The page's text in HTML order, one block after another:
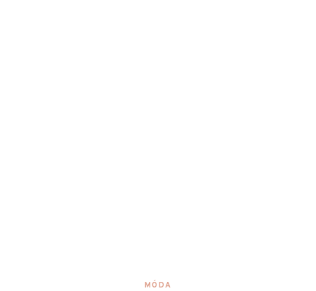
MÓDA